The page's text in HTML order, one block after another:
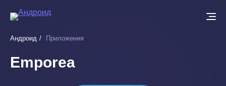
основному
Андроид Приложения
Emporea